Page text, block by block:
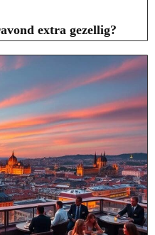
extra gezellig?